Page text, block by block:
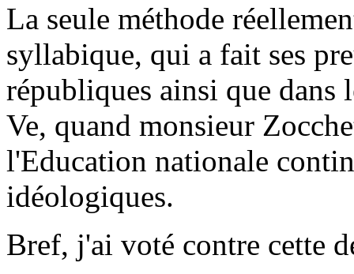
La seule méthode
syllabique, qui a fait ses
républiques ainsi que dans
Ve, quand monsieur
l'Education nationale
idéologiques.
Bref, j'ai voté contre cette